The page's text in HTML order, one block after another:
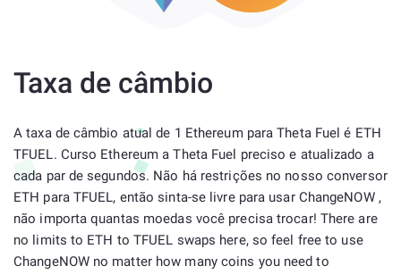
Taxa de câmbio
A taxa de câmbio atual de 1 Ethereum para Theta Fuel é ETH
TFUEL. Curso Ethereum a Theta Fuel preciso e atualizado a
cada par de segundos. Não há restrições no nosso conversor
ETH para TFUEL, então sinta-se livre para usar ChangeNOW ,
não importa quantas moedas você precisa trocar! There are
no limits to ETH to TFUEL swaps here, so feel free to use
ChangeNOW no matter how many coins you need to